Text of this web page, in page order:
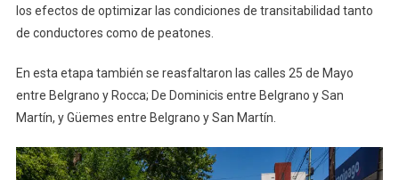
los efectos de optimizar las condiciones de transitabilidad tanto
de conductores como de peatones.
En esta etapa también se reasfaltaron las calles 25 de Mayo
entre Belgrano y Rocca; De Dominicis entre Belgrano y San
Martín, y Güemes entre Belgrano y San Martín.